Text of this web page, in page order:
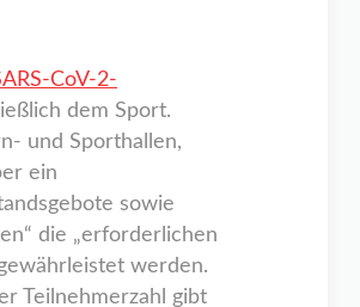
CoV-2-
dem Sport.
und Sporthallen,
ein
sowie
die „erforderlichen
werden.
Teilnehmerzahl gibt